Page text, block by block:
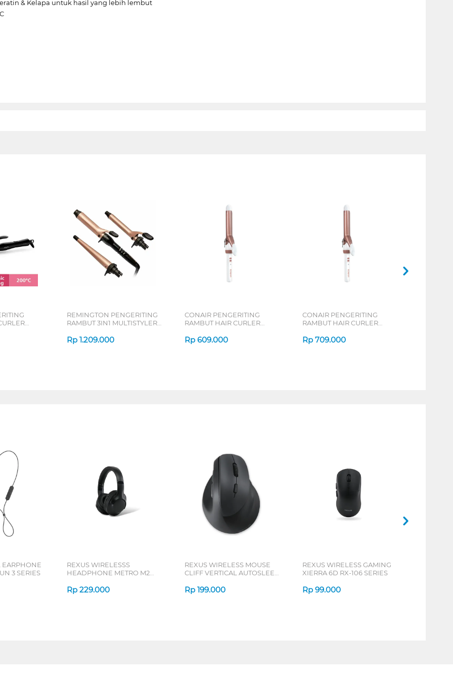
& Kelapa untuk hasil yang lebih lembut
REMINGTON PENGERITING
RAMBUT 3IN1 MULTISTYLER
Rp 1.209.000
CONAIR PENGERITING
RAMBUT HAIR CURLER
Rp 609.000
CONAIR PENGERITING
RAMBUT HAIR CURLER
Rp 709.000
EARPHONE
3 SERIES
REXUS WIRELESSS
HEADPHONE METRO M2
Rp 229.000
REXUS WIRELESS MOUSE
CLIFF VERTICAL AUTOSLEEP
Rp 199.000
REXUS WIRELESS GAMING
XIERRA 6D RX-106 SERIES
Rp 99.000